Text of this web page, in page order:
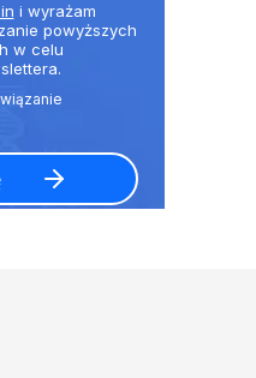
i wyrażam
powyższych
w celu